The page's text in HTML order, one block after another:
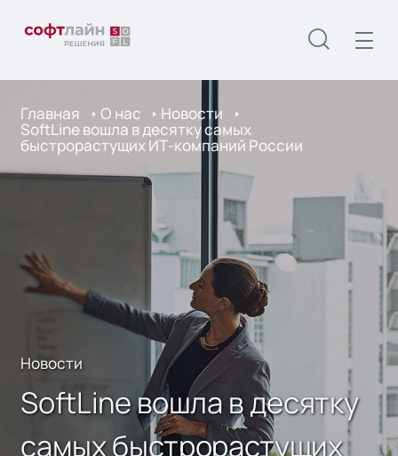
Главная О нас Новости
SoftLine вошла в десятку самых
быстрорастущих ИТ-компаний России
Новости
SoftLine вошла в десятку
самых быстрорастущих